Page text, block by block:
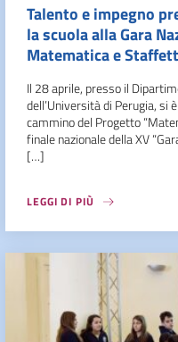
Talento e impegno
la scuola alla Gara
Matematica e
Il 28 aprile, presso il
dell’Università di Perugia, si
cammino del Progetto
finale nazionale della XV
[…]
LEGGI DI PIÙ